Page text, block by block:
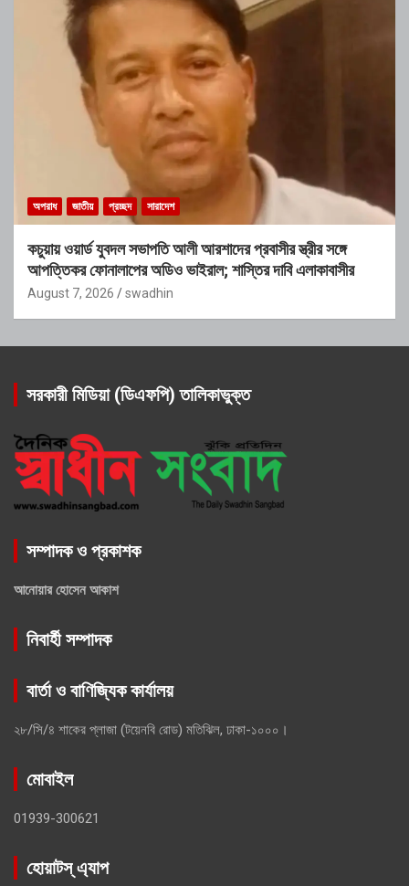
অপরাধ জাতীয় প্রচ্ছদ সারাদেশ
কচুয়ায় ওয়ার্ড যুবদল সভাপতি আলী আরশাদের প্রবাসীর স্ত্রীর সঙ্গে
আপত্তিকর ফোনালাপের অডিও ভাইরাল; শাস্তির দাবি এলাকাবাসীর
August 7, 2026 swadhin
সরকারী মিডিয়া (ডিএফপি) তালিকাভুক্ত
সম্পাদক ও প্রকাশক
আনোয়ার হোসেন আকাশ
নিবার্হী সম্পাদক
বার্তা ও বাণিজ্যিক কার্যালয়
২৮/সি/৪ শাকের প্লাজা (টয়েনবি রোড) মতিঝিল, ঢাকা-১০০০।
মোবাইল
01939-300621
হোয়াটস্ এ্যাপ